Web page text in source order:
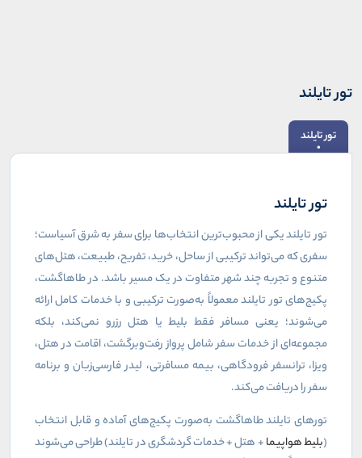
تور تایلند
تور تایلند
تور تایلند
تور تایلند یکی از محبوب‌ترین انتخاب‌ها برای سفر به شرق آسیاست؛
سفری که می‌تواند ترکیبی از ساحل، خرید، تفریح، طبیعت، هتل‌های
متنوع و تجربه چند شهر متفاوت در یک مسیر باشد. در طاهاگشت،
پکیج‌های تور تایلند معمولاً به‌صورت ترکیبی و با خدمات کامل ارائه
می‌شوند؛ یعنی مسافر فقط بلیط یا هتل رزرو نمی‌کند، بلکه
مجموعه‌ای از خدمات سفر شامل پرواز رفت‌وبرگشت، اقامت در هتل،
ویزا، ترانسفر فرودگاهی، بیمه مسافرتی، لیدر فارسی‌زبان و برنامه
سفر را دریافت می‌کند.
تورهای تایلند طاهاگشت به‌صورت پکیج‌های آماده و قابل انتخاب
(بلیط هواپیما+ هتل + خدمات گردشگری در تایلند) طراحی می‌شوند